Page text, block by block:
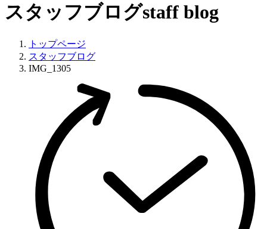
スタッフブログstaff blog
トップページ
スタッフブログ
IMG_1305